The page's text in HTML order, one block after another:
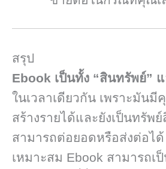
สรุป
Ebook เป็นทั้ง “สินทรัพย์”
ในเวลาเดียวกัน เพราะมัน
สร้างรายได้และยังเป็นทรั
สามารถต่อยอดหรือส่งต่อไ
เหมาะสม Ebook สามารถเ